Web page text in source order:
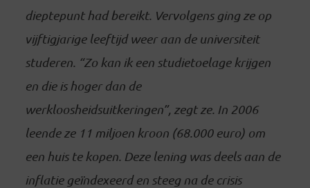
dieptepunt had bereikt. Vervolgens ging ze op
vijftigjarige leeftijd weer aan de universiteit
studeren. “Zo kan ik een studietoelage krijgen
en die is hoger dan de
werkloosheidsuitkeringen”, zegt ze. In 2006
leende ze 11 miljoen kroon (68.000 euro) om
een huis te kopen. Deze lening was deels aan de
inflatie geïndexeerd en steeg na de crisis